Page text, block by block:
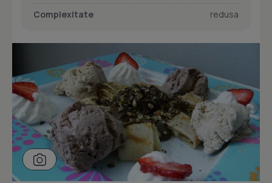
Complexitate
redusa